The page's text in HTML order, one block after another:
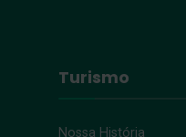
Turismo
Nossa História